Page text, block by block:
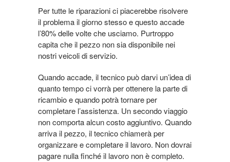
Per tutte le riparazioni ci piacerebbe risolvere
il problema il giorno stesso e questo accade
l’80% delle volte che usciamo. Purtroppo
capita che il pezzo non sia disponibile nei
nostri veicoli di servizio.
Quando accade, il tecnico può darvi un’idea di
quanto tempo ci vorrà per ottenere la parte di
ricambio e quando potrà tornare per
completare l’assistenza. Un secondo viaggio
non comporta alcun costo aggiuntivo. Quando
arriva il pezzo, il tecnico chiamerà per
organizzare e completare il lavoro. Non dovrai
pagare nulla finché il lavoro non è completo.